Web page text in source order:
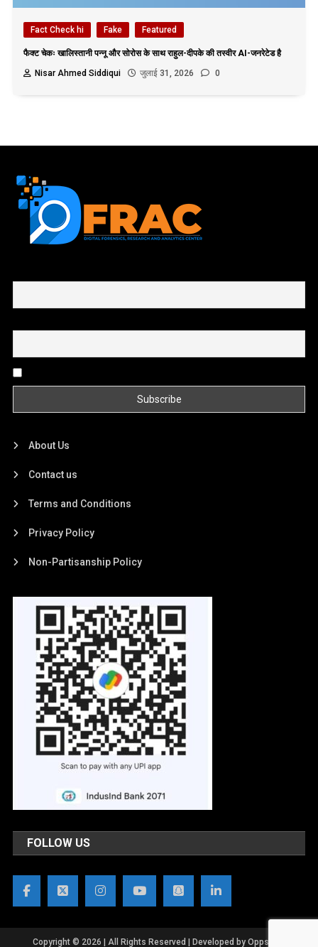
Fact Check hi Fake Featured
फैक्ट चेकः खालिस्तानी पन्नू और सोरोस के साथ राहुल-दीपके की तस्वीर AI-जनरेटेड है
Nisar Ahmed Siddiqui
जुलाई 31, 2026 0
About Us
Contact us
Terms and Conditions
Privacy Policy
Non-Partisanship Policy
FOLLOW US
Copyright © 2026 | All Rights Reserved | Developed by OppsWeb